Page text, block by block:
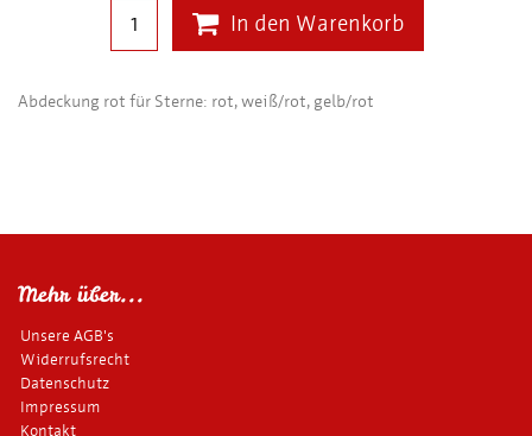
In den Warenkorb
Abdeckung rot für Sterne: rot, weiß/rot, gelb/rot
Mehr über...
Unsere AGB's
Widerrufsrecht
Datenschutz
Impressum
Kontakt